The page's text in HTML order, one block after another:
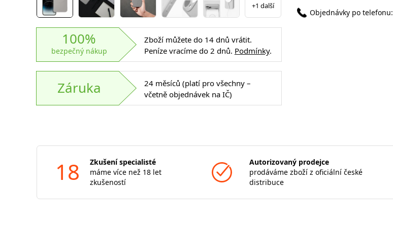
+1 další
100%
bezpečný nákup
Zboží můžete do 14 dnů vrátit.
Peníze vracíme do 2 dnů. Podmínky.
Záruka
24 měsíců (platí pro všechny –
včetně objednávek na IČ)
Objednávky po telefonu:
18
Zkušení specialisté
máme více než 18 let
zkušeností
Autorizovaný prodejce
prodáváme zboží z oficiální české
distribuce